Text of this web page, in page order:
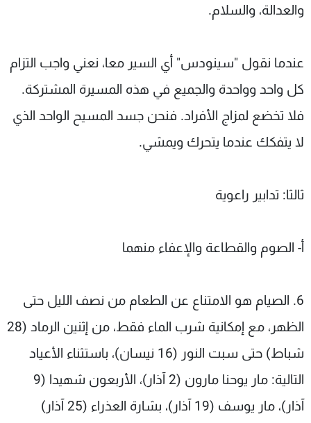
والعدالة، والسلام.
عندما نقول "سينودس" أي السير معا، نعني واجب التزام
كل واحد وواحدة والجميع في هذه المسيرة المشتركة.
فلا تخضع لمزاج الأفراد. فنحن جسد المسيح الواحد الذي
لا يتفكك عندما يتحرك ويمشي.
ثالثا: تدابير راعوية
أ- الصوم والقطاعة والإعفاء منهما
6. الصيام هو الامتناع عن الطعام من نصف الليل حتى
الظهر، مع إمكانية شرب الماء فقط، من إثنين الرماد (28
شباط) حتى سبت النور (16 نيسان)، باستثناء الأعياد
التالية: مار يوحنا مارون (2 آذار)، الأربعون شهيدا (9
آذار)، مار يوسف (19 آذار)، بشارة العذراء (25 آذار)